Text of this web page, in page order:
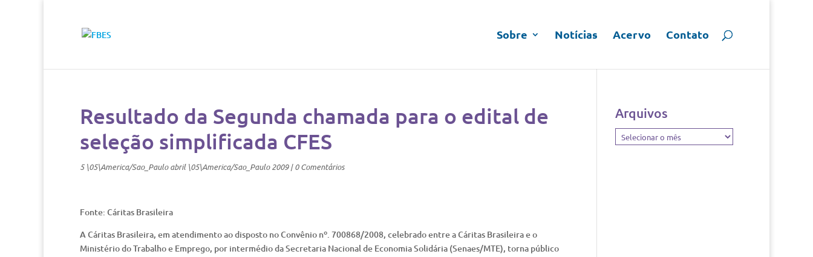
Sobre Notícias Acervo Contato
Resultado da Segunda chamada para o edital de
seleção simplificada CFES
5 \05\America/Sao_Paulo abril \05\America/Sao_Paulo 2009|0 Comentários
Fonte: Cáritas Brasileira
A Cáritas Brasileira, em atendimento ao disposto no Convênio nº. 700868/2008, celebrado entre a Cáritas Brasileira e o
Ministério do Trabalho e Emprego, por intermédio da Secretaria Nacional de Economia Solidária (Senaes/MTE), torna público
Arquivos
Arquivos